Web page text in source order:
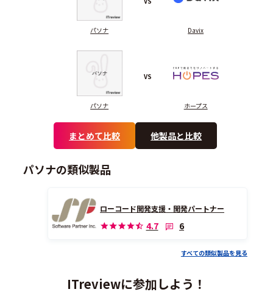
パソナ Davix
パソナ
VS
ホープス
まとめて比較 他製品と比較
パソナの類似製品
ローコード開発支援・開発パートナー
4.7 6
すべての類似製品を見る
ITreviewに参加しよう！